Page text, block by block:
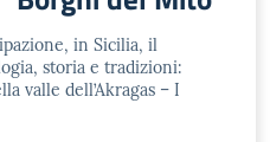
in Sicilia, il
storia e tradizioni:
valle dell’Akragas – I